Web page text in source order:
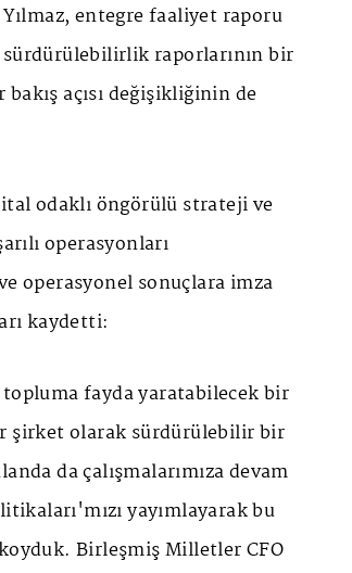
Yılmaz, entegre faaliyet raporu
sürdürülebilirlik raporlarının bir
açısı değişikliğinin de
odaklı öngörülü strateji ve
operasyonları
operasyonel sonuçlara imza
kaydetti:
fayda yaratabilecek bir
şirket olarak sürdürülebilir bir
da çalışmalarımıza devam
yayımlayarak bu
Birleşmiş Milletler CFO